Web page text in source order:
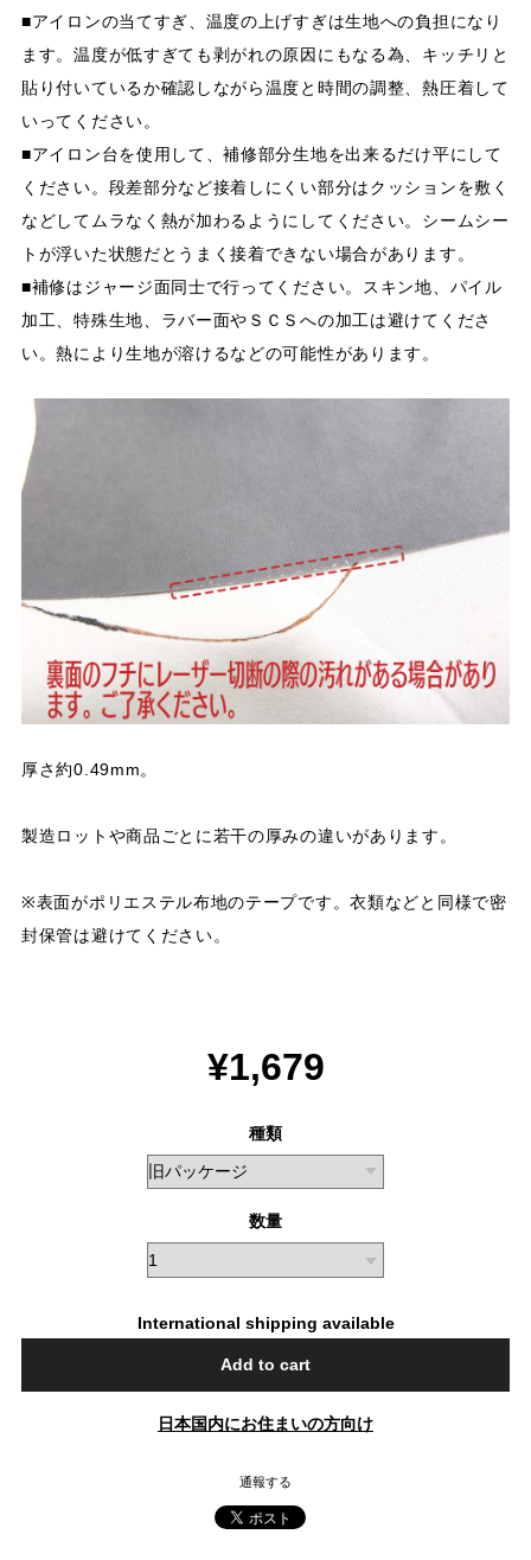
■アイロンの当てすぎ、温度の上げすぎは生地への負担になり
ます。温度が低すぎても剥がれの原因にもなる為、キッチリと
貼り付いているか確認しながら温度と時間の調整、熱圧着して
いってください。
■アイロン台を使用して、補修部分生地を出来るだけ平にして
ください。段差部分など接着しにくい部分はクッションを敷く
などしてムラなく熱が加わるようにしてください。シームシー
トが浮いた状態だとうまく接着できない場合があります。
■補修はジャージ面同士で行ってください。スキン地、パイル
加工、特殊生地、ラバー面やＳＣＳへの加工は避けてくださ
い。熱により生地が溶けるなどの可能性があります。
厚さ約0.49mm。
製造ロットや商品ごとに若干の厚みの違いがあります。
​​​​​​​※表面がポリエステル布地のテープです。衣類などと同様で密
封保管は避けてください。
¥1,679
種類
数量
International shipping available
Add to cart
日本国内にお住まいの方向け
通報する